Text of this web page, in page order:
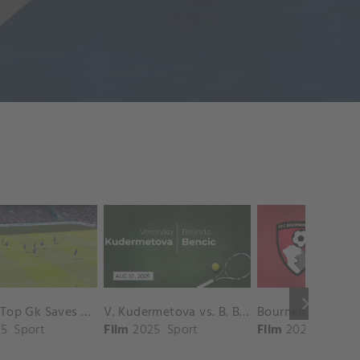
keyboard_arrow_right
Chelsea Top Gk Saves vs. Crystal Palace
Sport
V. Kudermetova vs. B. Bencic Match Highlights - CINCINNATI_Champions Court ( August 10, 2025)
Film 2025 Sport Film 2025